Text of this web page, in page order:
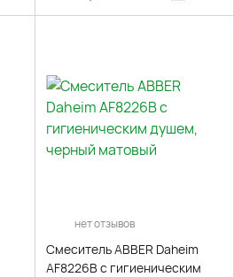
нет отзывов
Смеситель ABBER Daheim
AF8226B с гигиеническим